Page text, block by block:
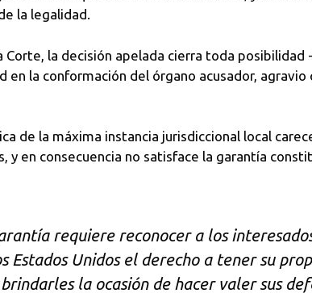
la legalidad.
la decisión apelada cierra toda
la conformación del órgano acusador,
de la máxima instancia jurisdiccional local
y en consecuencia no satisface la garantía
requiere reconocer a los
Estados Unidos el derecho a tener su
la ocasión de hacer valer sus